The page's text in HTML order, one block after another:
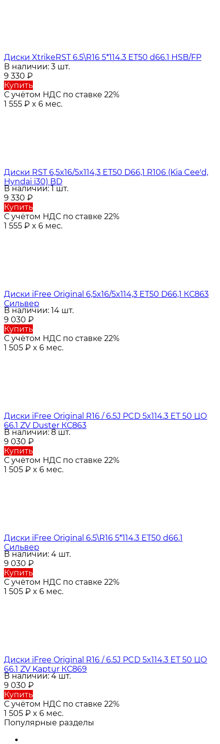
Диски XtrikeRST 6.5\R16 5*114.3 ET50 d66.1 HSB/FP
В наличии: 3 шт.
9 330 ₽
Купить
С учётом НДС по ставке 22%
1 555 ₽ x 6 мес.
Диски RST 6,5x16/5x114,3 ET50 D66,1 R106 (Kia Cee'd,
Hyndai i30) BD
В наличии: 1 шт.
9 330 ₽
Купить
С учётом НДС по ставке 22%
1 555 ₽ x 6 мес.
Диски iFree Original 6,5x16/5x114,3 ET50 D66,1 КС863
Сильвер
В наличии: 14 шт.
9 030 ₽
Купить
С учётом НДС по ставке 22%
1 505 ₽ x 6 мес.
Диски iFree Original R16 / 6.5J PCD 5x114.3 ЕТ 50 ЦО
66.1 ZV Duster КС863
В наличии: 8 шт.
9 030 ₽
Купить
С учётом НДС по ставке 22%
1 505 ₽ x 6 мес.
Диски iFree Original 6.5\R16 5*114.3 ET50 d66.1
Сильвер
В наличии: 4 шт.
9 030 ₽
Купить
С учётом НДС по ставке 22%
1 505 ₽ x 6 мес.
Диски iFree Original R16 / 6.5J PCD 5x114.3 ЕТ 50 ЦО
66.1 ZV Kaptur КС869
В наличии: 4 шт.
9 030 ₽
Купить
С учётом НДС по ставке 22%
1 505 ₽ x 6 мес.
Популярные разделы